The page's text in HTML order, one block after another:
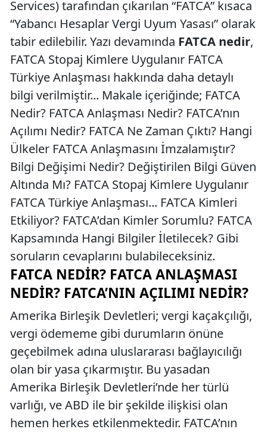
Services) tarafından çıkarılan “FATCA” kısaca
“Yabancı Hesaplar Vergi Uyum Yasası” olarak
tabir edilebilir. Yazı devamında FATCA nedir,
FATCA Stopaj Kimlere Uygulanır FATCA
Türkiye Anlaşması hakkında daha detaylı
bilgi verilmiştir... Makale içeriğinde; FATCA
Nedir? FATCA Anlaşması Nedir? FATCA’nın
Açılımı Nedir? FATCA Ne Zaman Çıktı? Hangi
Ülkeler FATCA Anlaşmasını İmzalamıştır?
Bilgi Değişimi Nedir? Değiştirilen Bilgi Güven
Altında Mı? FATCA Stopaj Kimlere Uygulanır
FATCA Türkiye Anlaşması... FATCA Kimleri
Etkiliyor? FATCA’dan Kimler Sorumlu? FATCA
Kapsamında Hangi Bilgiler İletilecek? Gibi
soruların cevaplarını bulabileceksiniz.
FATCA NEDIR? FATCA ANLAŞMASI
NEDIR? FATCA’NIN AÇILIMI NEDIR?
Amerika Birleşik Devletleri; vergi kaçakçılığı,
vergi ödememe gibi durumların önüne
geçebilmek adına uluslararası bağlayıcılığı
olan bir yasa çıkarmıştır. Bu yasadan
Amerika Birleşik Devletleri’nde her türlü
varlığı, ve ABD ile bir şekilde ilişkisi olan
hemen herkes etkilenmektedir. FATCA’nın